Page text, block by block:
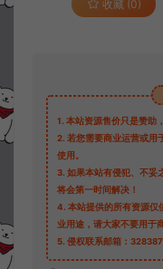
收藏 (0)
1. 本站资源售价只是赞助
2. 若您需要商业运营或用
使用。
3. 如果本站有侵犯、不妥
将会第一时间解决！
4. 本站提供的所有资源仅
业用途，请大家不要用于
5. 侵权联系邮箱：